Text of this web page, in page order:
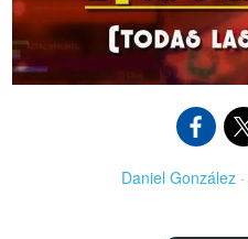
Daniel González ·